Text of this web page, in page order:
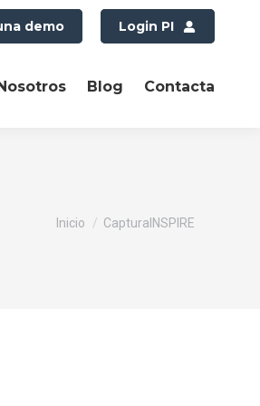
demo Login PI
Blog Contacta
Estás aquí:
Inicio CapturaINSPIRE